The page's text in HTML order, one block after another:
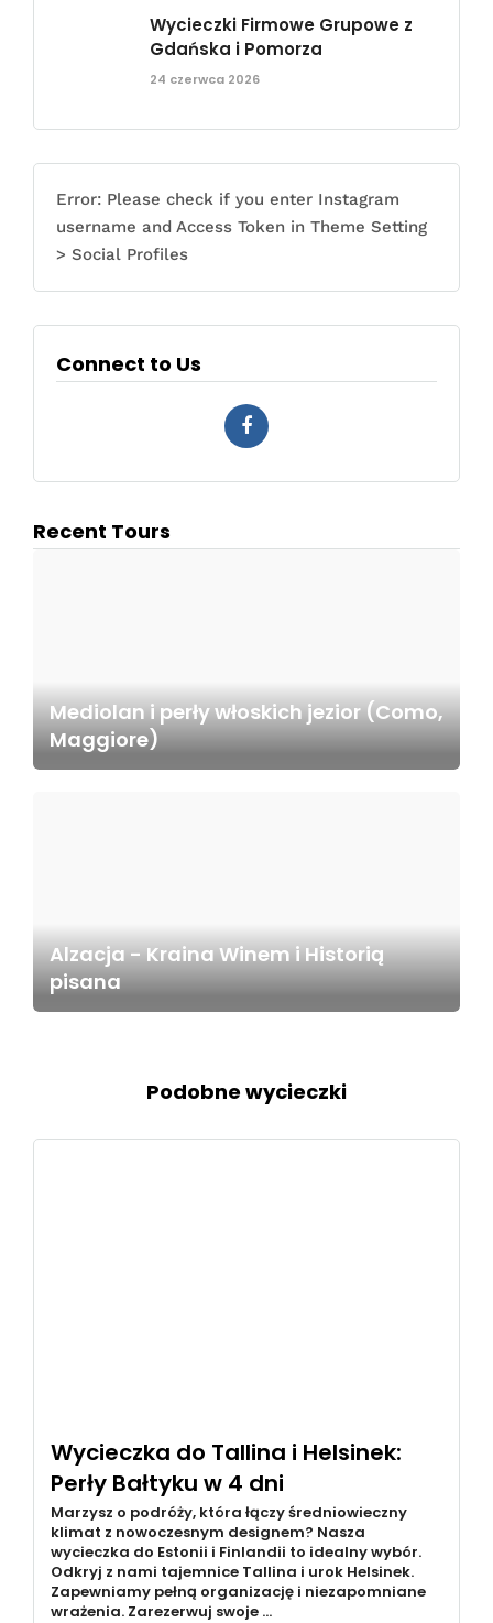
Wycieczki Firmowe Grupowe z
Gdańska i Pomorza
24 czerwca 2026
Error: Please check if you enter Instagram
username and Access Token in Theme Setting
> Social Profiles
Connect to Us
Recent Tours
Mediolan i perły włoskich jezior (Como,
Maggiore)
Alzacja - Kraina Winem i Historią
pisana
Podobne wycieczki
Wycieczka do Tallina i Helsinek:
Perły Bałtyku w 4 dni
Marzysz o podróży, która łączy średniowieczny
klimat z nowoczesnym designem? Nasza
wycieczka do Estonii i Finlandii to idealny wybór.
Odkryj z nami tajemnice Tallina i urok Helsinek.
Zapewniamy pełną organizację i niezapomniane
wrażenia. Zarezerwuj swoje …